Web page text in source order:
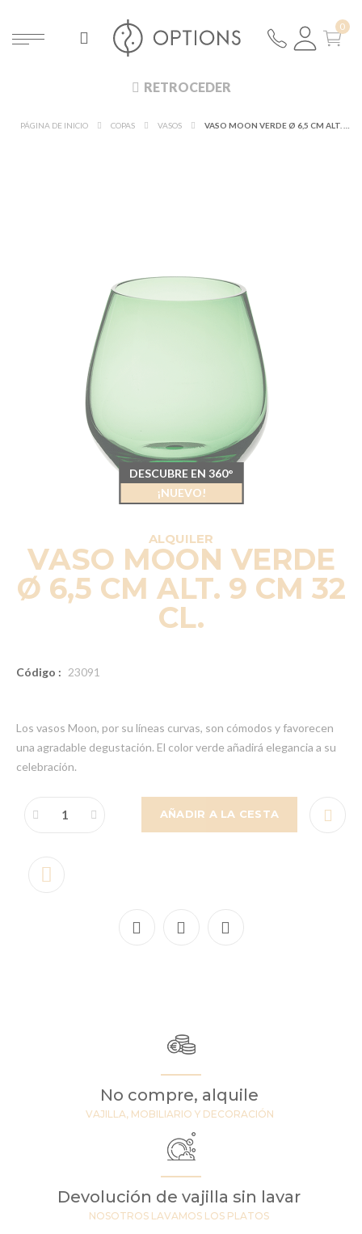
RETROCEDER
PÁGINA DE INICIO COPAS VASOS
ALQUILER
VASO MOON VERDE
Ø 6,5 CM ALT. 9 CM 32
CL.
Código : 23091
Los vasos Moon, por su líneas curvas, son cómodos y favorecen
una agradable degustación. El color verde añadirá elegancia a su
celebración.
AÑADIR A LA CESTA
DESCUBRE EN 360°
¡NUEVO!
No compre, alquile
VAJILLA, MOBILIARIO Y DECORACIÓN
Devolución de vajilla sin lavar
NOSOTROS LAVAMOS LOS PLATOS